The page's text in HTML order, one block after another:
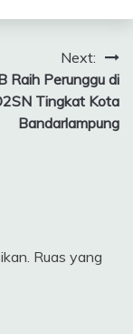
Next:
Raih Perunggu di
Tingkat Kota
Bandarlampung
Ruas yang